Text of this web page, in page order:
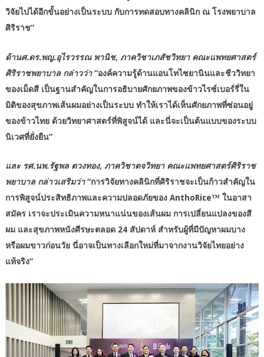
วิจัยไปได้อีกขั้นอย่างเป็นระบบ กับการทดสอบทางคลินิก ณ โรงพยาบาล
ศิริราช”
ด้านศ.ดร.พญ.อุไรวรรณ พานิช, ภาควิชาเภสัชวิทยา คณะแพทยศาสตร์
ศิริราชพยาบาล กล่าวว่า “องค์ความรู้ด้านแอนโทไซยานินและชีววิทยา
ของเม็ดสี เป็นฐานสำคัญในการอธิบายศักยภาพของข้าวไรซ์เบอร์รี่ใน
มิติของสุขภาพเส้นผมอย่างเป็นระบบ ทำให้เราได้เห็นศักยภาพที่ซ่อนอยู่
ของข้าวไทย ด้วยวิทยาศาสตร์ที่พิสูจน์ได้ และนี่จะเป็นต้นแบบของระบบ
นิเวศที่ยั่งยืน”
และ รศ.นพ.รัฐพล ตวงทอง, ภาควิชาตจวิทยา คณะแพทยศาสตร์ศิริราช
พยาบาล กล่าวเสริมว่า“การวิจัยทางคลินิกที่ศิริราชจะเป็นก้าวสำคัญใน
การพิสูจน์ประสิทธิภาพและความปลอดภัยของ AnthoRice™ ในอาสา
สมัคร เราจะประเมินความหนาแน่นของเส้นผม การเปลี่ยนแปลงของสี
ผม และสุขภาพหนังศีรษะตลอด 24 สัปดาห์ สำหรับผู้ที่มีปัญหาผมบาง
หรือผมขาวก่อนวัย นี่อาจเป็นทางเลือกใหม่ที่มาจากงานวิจัยไทยอย่าง
แท้จริง”